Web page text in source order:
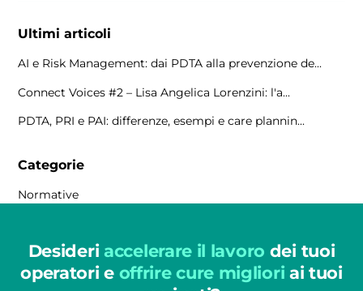
Ultimi articoli
AI e Risk Management: dai PDTA alla prevenzione de...
Connect Voices #2 – Lisa Angelica Lorenzini: l'a...
PDTA, PRI e PAI: differenze, esempi e care plannin...
Categorie
Normative
Desideri accelerare il lavoro dei tuoi
operatori e offrire cure migliori ai tuoi